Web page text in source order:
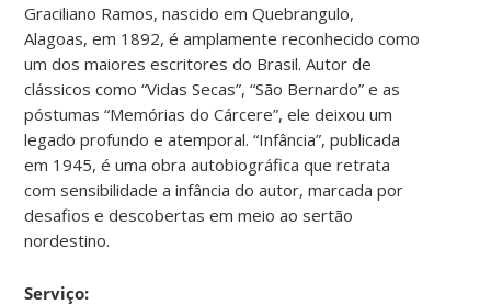
Graciliano Ramos, nascido em Quebrangulo,
Alagoas, em 1892, é amplamente reconhecido como
um dos maiores escritores do Brasil. Autor de
clássicos como “Vidas Secas”, “São Bernardo” e as
póstumas “Memórias do Cárcere”, ele deixou um
legado profundo e atemporal. “Infância”, publicada
em 1945, é uma obra autobiográfica que retrata
com sensibilidade a infância do autor, marcada por
desafios e descobertas em meio ao sertão
nordestino.
Serviço: